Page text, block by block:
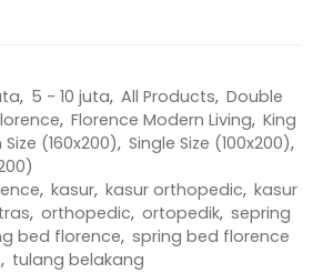
, 5 - 10 juta, All Products, Double
, Florence Modern Living, King
(160x200), Single Size (100x200),
, kasur, kasur orthopedic, kasur
, orthopedic, ortopedik, sepring
bed florence, spring bed florence
, tulang belakang